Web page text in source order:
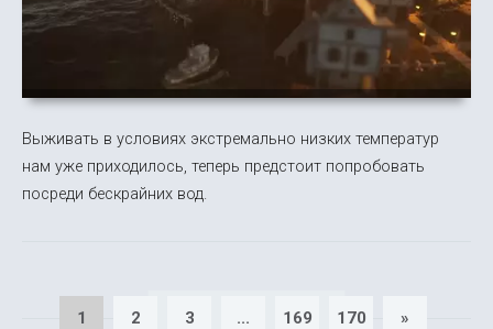
Выживать в условиях экстремально низких температур
нам уже приходилось, теперь предстоит попробовать
посреди бескрайних вод.
1 2 3 ... 169 170 »